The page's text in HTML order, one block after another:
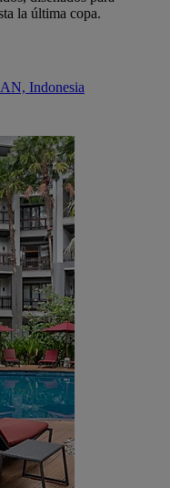
la última copa.
Indonesia